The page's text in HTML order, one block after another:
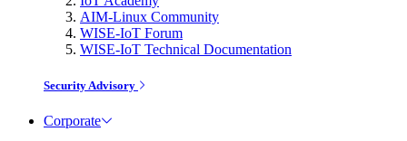
AIM-Linux Community
WISE-IoT Forum
WISE-IoT Technical Documentation
Security Advisory
Corporate